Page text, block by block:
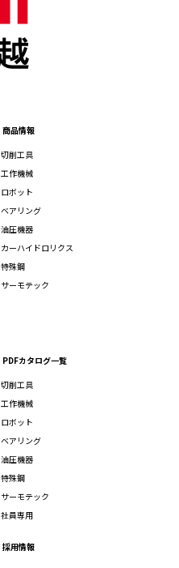
商品情報
切削工具
工作機械
ロボット
ベアリング
油圧機器
カーハイドロリクス
特殊鋼
サーモテック
PDFカタログ一覧
切削工具
工作機械
ロボット
ベアリング
油圧機器
特殊鋼
サーモテック
社員専用
採用情報